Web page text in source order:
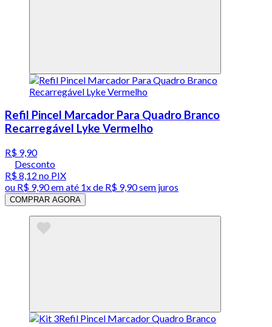
Refil Pincel Marcador Para Quadro Branco
Recarregável Lyke Vermelho
R$ 9,90
Desconto
R$ 8,12 no PIX
ou R$ 9,90em até 1x de R$ 9,90sem juros
COMPRAR AGORA